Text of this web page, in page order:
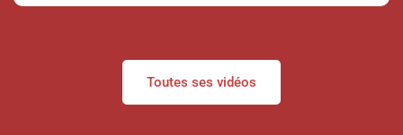
Toutes ses vidéos